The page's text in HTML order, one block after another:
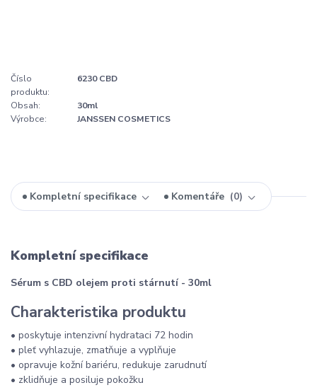
Číslo
produktu:
6230 CBD
Obsah:
30ml
Výrobce:
JANSSEN COSMETICS
Kompletní specifikace Komentáře 0
Kompletní specifikace
Sérum s CBD olejem proti stárnutí - 30ml
Charakteristika produktu
• poskytuje intenzivní hydrataci 72 hodin
• pleť vyhlazuje, zmatňuje a vyplňuje
• opravuje kožní bariéru, redukuje zarudnutí
• zklidňuje a posiluje pokožku